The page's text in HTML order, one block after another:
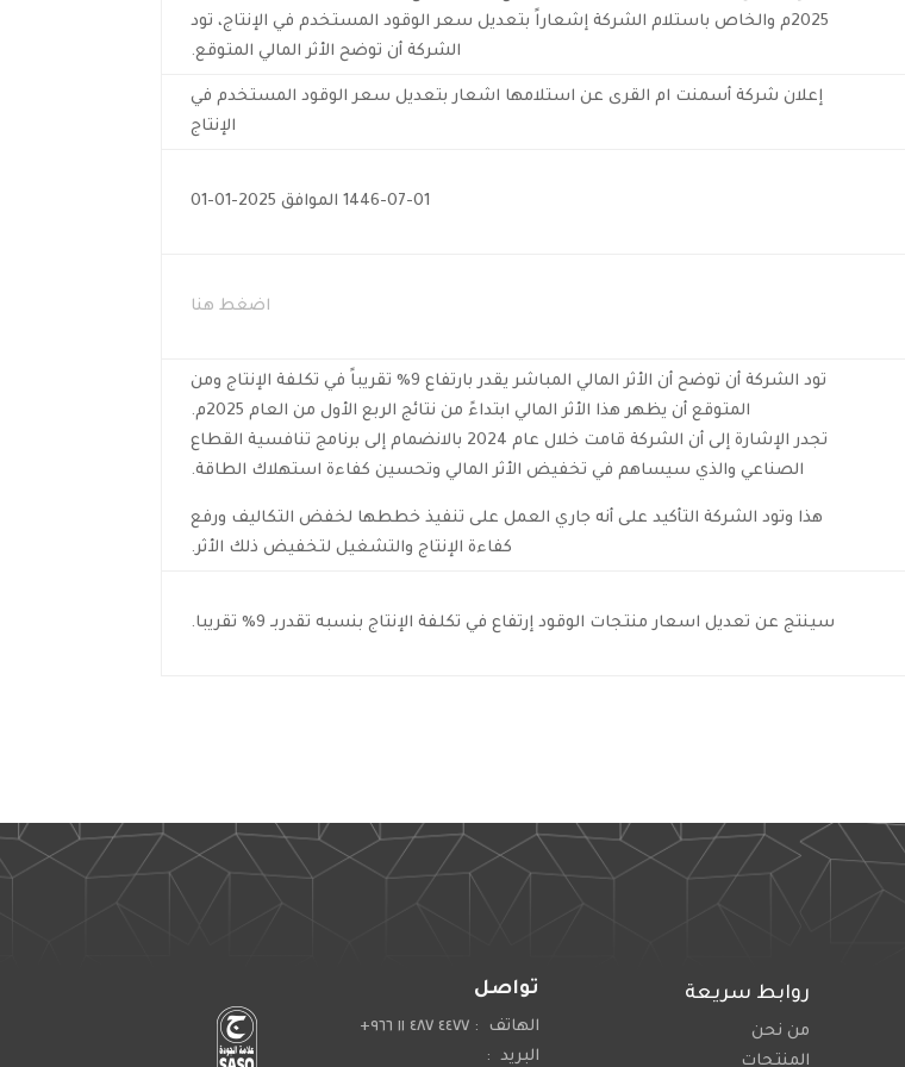
2025م والخاص باستلام الشركة إشعاراً بتعديل سعر الوقود المستخدم في الإنتاج، تود
الشركة أن توضح الأثر المالي المتوقع.
إعلان شركة أسمنت ام القرى عن استلامها اشعار بتعديل سعر الوقود المستخدم في
الإنتاج
1446-07-01 الموافق 2025-01-01
اضغط هنا
تود الشركة أن توضح أن الأثر المالي المباشر يقدر بارتفاع 9% تقريباً في تكلفة الإنتاج ومن
المتوقع أن يظهر هذا الأثر المالي ابتداءً من نتائج الربع الأول من العام 2025م.
تجدر الإشارة إلى أن الشركة قامت خلال عام 2024 بالانضمام إلى برنامج تنافسية القطاع
الصناعي والذي سيساهم في تخفيض الأثر المالي وتحسين كفاءة استهلاك الطاقة.
هذا وتود الشركة التأكيد على أنه جاري العمل على تنفيذ خططها لخفض التكاليف ورفع
كفاءة الإنتاج والتشغيل لتخفيض ذلك الأثر.
سينتج عن تعديل اسعار منتجات الوقود إرتفاع في تكلفة الإنتاج بنسبه تقدربـ 9% تقريبا.
تواصل
الهاتف : ٤٤٧٧ ٤٨٧ ١١ ٩٦٦+
البريد :
روابط سريعة
من نحن
المنتجات